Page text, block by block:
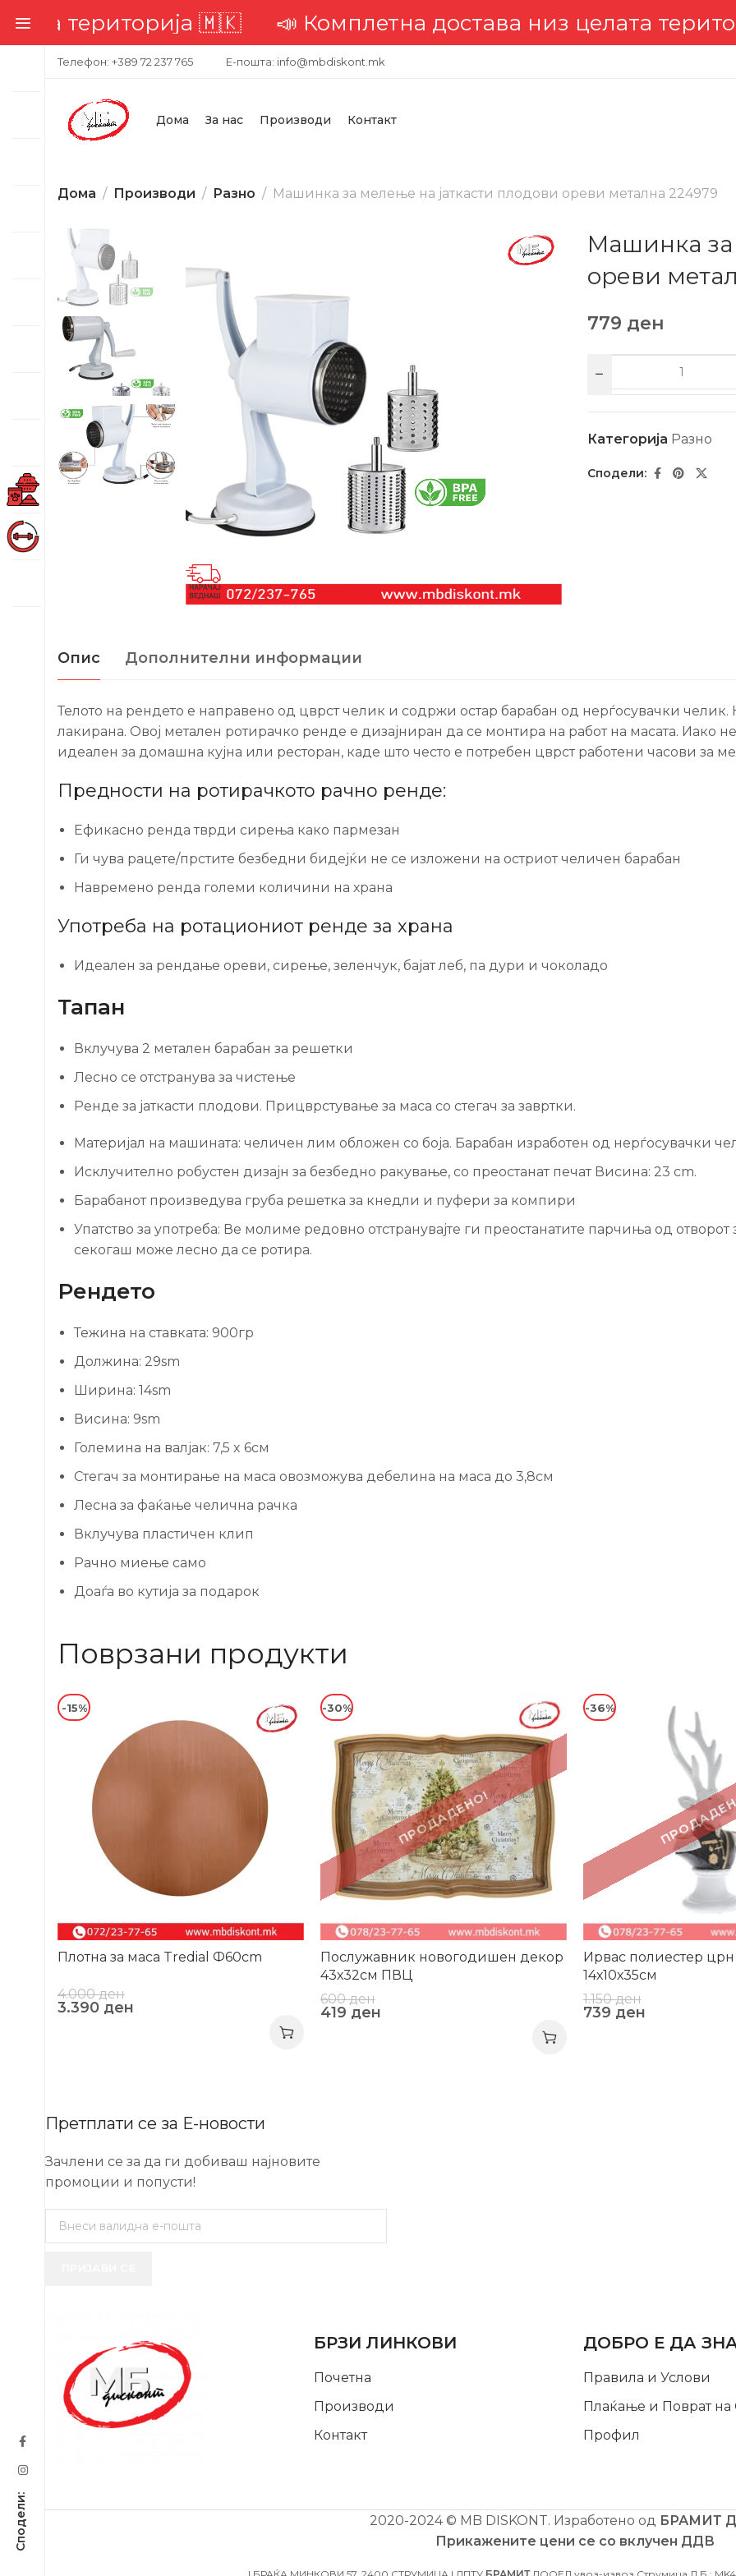
територија 🇲🇰📣 Комплетна достава низ целата
Телефон: +389 72 237 765 Е-пошта: info@mbdiskont.mk
Дома За нас Производи Контакт
Дома Производи Разно Машинка за мелење на јаткасти плодови ореви метална 224979
Машинка за
ореви
779 ден
Категорија Разно
Опис Дополнителни информации
Телото на рендето е направено од цврст челик и содржи остар барабан од нерѓосувачки челик.
лакирана. Овој метален ротирачко ренде е дизајниран да се монтира на работ на масата. Иако
идеален за домашна кујна или ресторан, каде што често е потребен цврст работени часови за
Предности на ротирачкото рачно ренде:
Ефикасно ренда тврди сирења како пармезан
Ги чува рацете/прстите безбедни бидејќи не се изложени на остриот челичен барабан
Навремено ренда големи количини на храна
Употреба на ротациониот ренде за храна
Идеален за рендање ореви, сирење, зеленчук, бајат леб, па дури и чоколадо
Тапан
Вклучува 2 метален барабан за решетки
Лесно се отстранува за чистење
Ренде за јаткасти плодови. Прицврстување за маса со стегач за завртки.
Материјал на машината: челичен лим обложен со боја. Барабан изработен од нерѓосувачки
Исклучително робустен дизајн за безбедно ракување, со преостанат печат Висина: 23 cm.
Барабанот произведува груба решетка за кнедли и пуфери за компири
Упатство за употреба: Ве молиме редовно отстранувајте ги преостанатите парчиња од
секогаш може лесно да се ротира.
Рендето
Тежина на ставката: 900гр
Должина: 29sm
Ширина: 14sm
Висина: 9sm
Големина на валјак: 7,5 x 6см
Стегач за монтирање на маса овозможува дебелина на маса до 3,8см
Лесна за фаќање челична рачка
Вклучува пластичен клип
Рачно миење само
Доаѓа во кутија за подарок
Поврзани продукти
-15%
Плотна за маса Tredial Ф60cm
4.000ден
3.390 ден
ПРОДАДЕНО!
-30%
Послужавник новогодишен декор
43х32см ПВЦ
600ден
419 ден
-36%
Ирвас полиестер црн
14х10х35см
1.150ден
739 ден
Претплати се за Е-новости
Зачлени се за да ги добиваш најновите
промоции и попусти!
БРЗИ ЛИНКОВИ
Почетна
Производи
Контакт
ДОБРО Е ДА
Правила и Услови
Плаќање и Поврат на
Профил
2020-2024 © MB DISKONT. Изработено од БРАМИТ
Прикажените цени се со вклучен ДДВ